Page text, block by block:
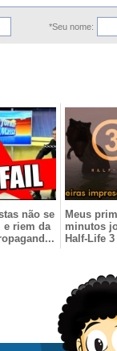
*Seu nome:
não se
e riem da
Meus
minutos
Half-Life 3